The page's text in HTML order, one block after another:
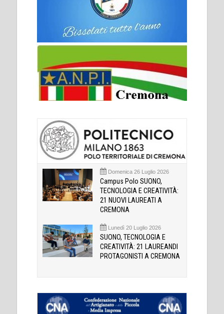
Domenica 26 Luglio 2026
Campus Polo SUONO,
TECNOLOGIA E CREATIVITÀ:
21 NUOVI LAUREATI A
CREMONA
Lunedì 20 Luglio 2026
SUONO, TECNOLOGIA E
CREATIVITÀ: 21 LAUREANDI
PROTAGONISTI A CREMONA